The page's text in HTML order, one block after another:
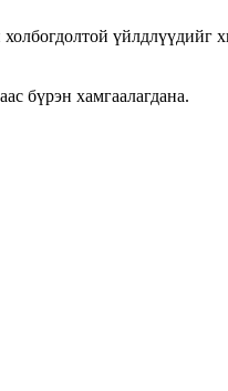
бүрэн хамгаалагдана.